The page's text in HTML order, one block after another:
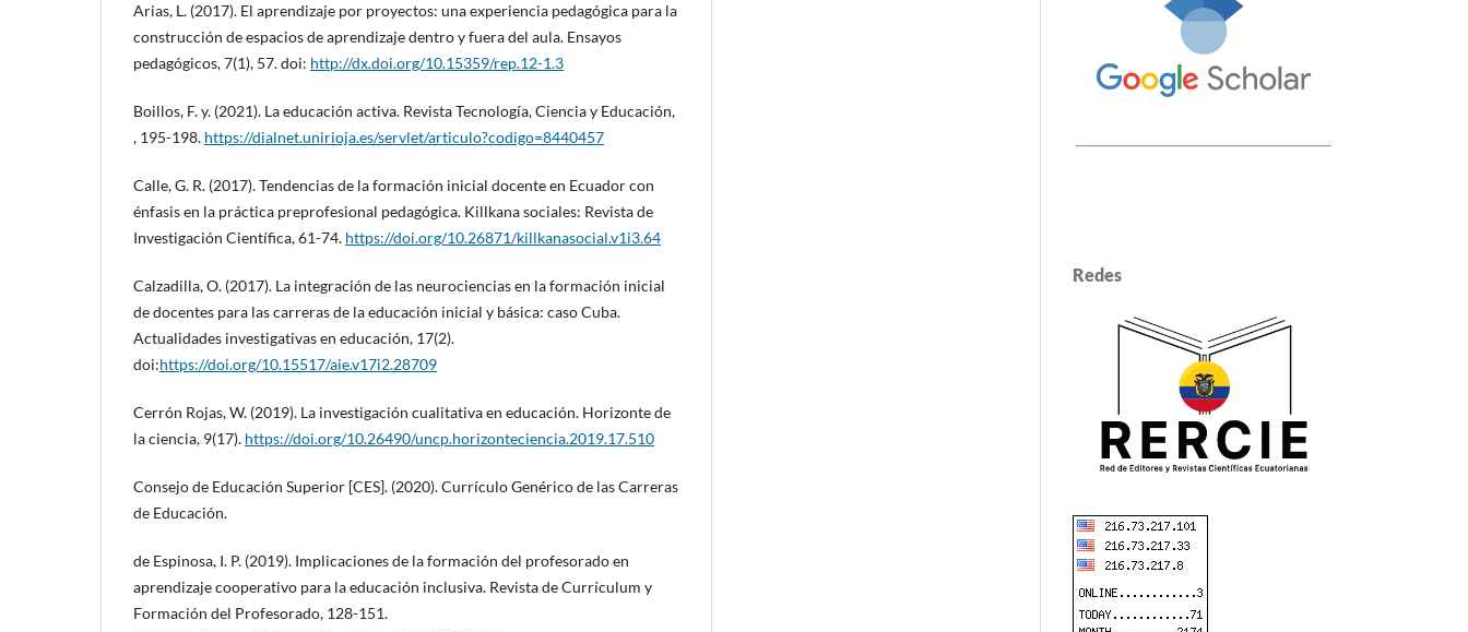
Arias, L. (2017). El aprendizaje por proyectos: una experiencia pedagógica para la
construcción de espacios de aprendizaje dentro y fuera del aula. Ensayos
pedagógicos, 7(1), 57. doi: http://dx.doi.org/10.15359/rep.12-1.3
Boillos, F. y. (2021). La educación activa. Revista Tecnología, Ciencia y Educación,
, 195-198. https://dialnet.unirioja.es/servlet/articulo?codigo=8440457
Calle, G. R. (2017). Tendencias de la formación inicial docente en Ecuador con
énfasis en la práctica preprofesional pedagógica. Killkana sociales: Revista de
Investigación Científica, 61-74. https://doi.org/10.26871/killkanasocial.v1i3.64
Calzadilla, O. (2017). La integración de las neurociencias en la formación inicial
de docentes para las carreras de la educación inicial y básica: caso Cuba.
Actualidades investigativas en educación, 17(2).
doi:https://doi.org/10.15517/aie.v17i2.28709
Cerrón Rojas, W. (2019). La investigación cualitativa en educación. Horizonte de
la ciencia, 9(17). https://doi.org/10.26490/uncp.horizonteciencia.2019.17.510
Consejo de Educación Superior [CES]. (2020). Currículo Genérico de las Carreras
de Educación.
de Espinosa, I. P. (2019). Implicaciones de la formación del profesorado en
aprendizaje cooperativo para la educación inclusiva. Revista de Currículum y
Formación del Profesorado, 128-151.
Redes